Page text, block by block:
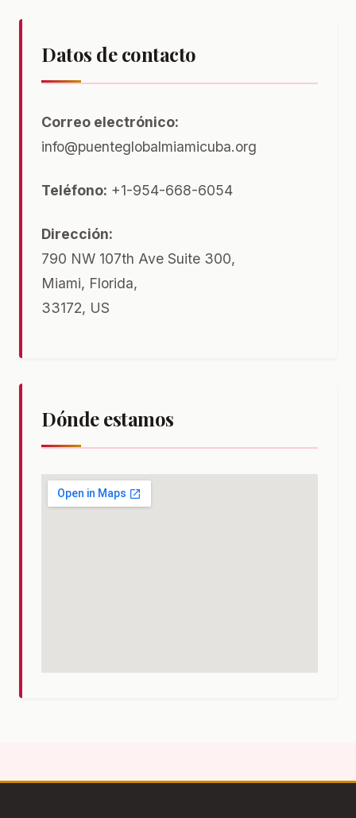
Datos de contacto
Correo electrónico:
info@puenteglobalmiamicuba.org
Teléfono: +1-954-668-6054
Dirección:
790 NW 107th Ave Suite 300,
Miami, Florida,
33172, US
Dónde estamos